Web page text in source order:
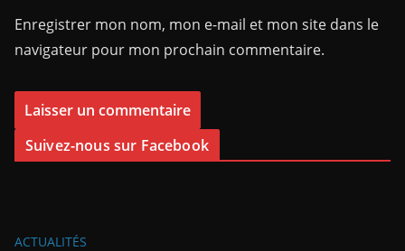
Enregistrer mon nom, mon e-mail et mon site dans le
navigateur pour mon prochain commentaire.
Suivez-nous sur Facebook
ACTUALITÉS